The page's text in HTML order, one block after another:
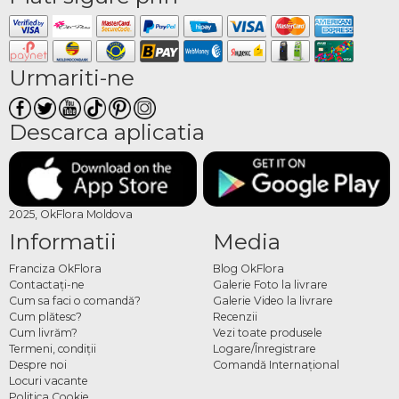
Urmariti-ne
Descarca aplicatia
2025, OkFlora Moldova
Informatii
Franciza OkFlora
Contactaţi-ne
Cum sa faci o comandă?
Cum plătesc?
Cum livrăm?
Termeni, condiţii
Despre noi
Locuri vacante
Media
Blog OkFlora
Galerie Foto la livrare
Galerie Video la livrare
Recenzii
Vezi toate produsele
Logare/Înregistrare
Comandă Internațional